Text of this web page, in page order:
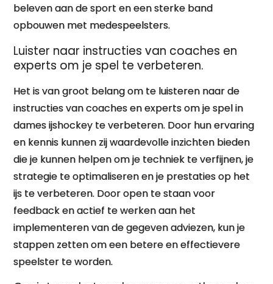
beleven aan de sport en een sterke band
opbouwen met medespeelsters.
Luister naar instructies van coaches en
experts om je spel te verbeteren.
Het is van groot belang om te luisteren naar de
instructies van coaches en experts om je spel in
dames ijshockey te verbeteren. Door hun ervaring
en kennis kunnen zij waardevolle inzichten bieden
die je kunnen helpen om je techniek te verfijnen, je
strategie te optimaliseren en je prestaties op het
ijs te verbeteren. Door open te staan voor
feedback en actief te werken aan het
implementeren van de gegeven adviezen, kun je
stappen zetten om een betere en effectievere
speelster te worden.